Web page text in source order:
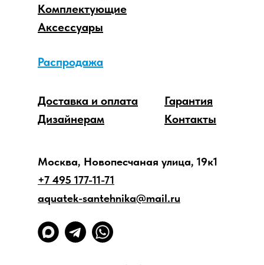
Аксессуары
Распродажа
Комплектующие
Дизайнерам
Доставка и оплата
Гарантия
Контакты
Москва, Новопесчаная улица, 19к1
+7 495 177-11-71
aquatek-santehnika@mail.ru